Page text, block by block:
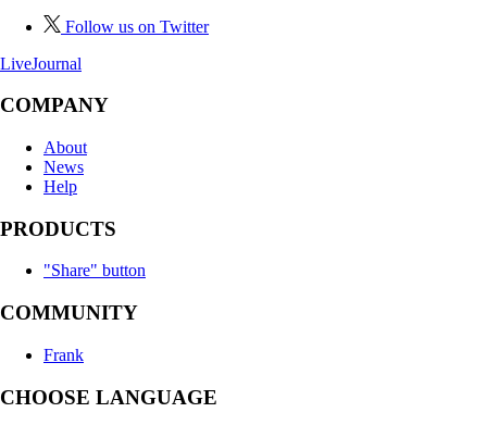
Follow us on Twitter
LiveJournal
COMPANY
About
News
Help
PRODUCTS
"Share" button
COMMUNITY
Frank
CHOOSE LANGUAGE